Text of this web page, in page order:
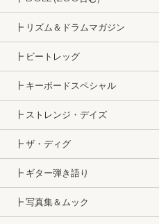
┣ リズム＆ドラムマガジン
┣ ビートレッグ
┣ キーボードスペシャル
┣ ストレンジ・デイズ
┣ ザ・ディグ
┣ ギター弾き語り
┣ 写真集＆ムック